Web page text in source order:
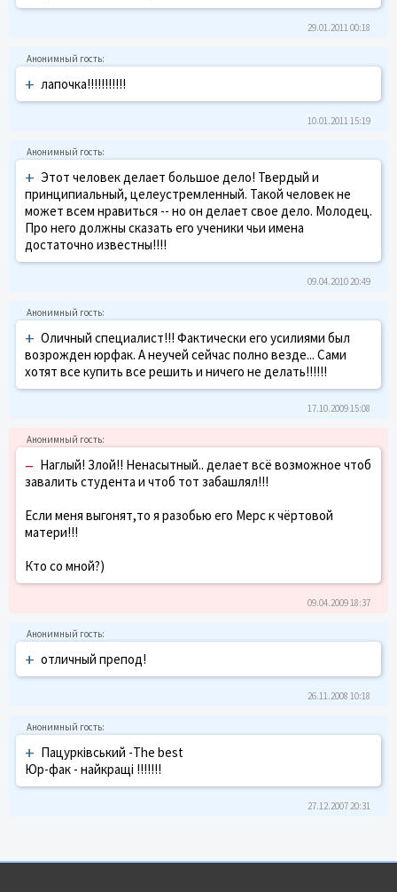
29.01.2011 00:18
+ лапочка!!!!!!!!!!!
10.01.2011 15:19
+ Этот человек делает большое дело! Твердый и
принципиальный, целеустремленный. Такой человек не
может всем нравиться -- но он делает свое дело. Молодец.
Про него должны сказать его ученики чьи имена
достаточно известны!!!!
09.04.2010 20:49
+ Оличный специалист!!! Фактически его усилиями был
возрожден юрфак. А неучей сейчас полно везде... Сами
хотят все купить все решить и ничего не делать!!!!!!
17.10.2009 15:08
– Наглый! Злой!! Ненасытный.. делает всё возможное чтоб
завалить студента и чтоб тот забашлял!!!
Если меня выгонят,то я разобью его Мерс к чёртовой
матери!!!
Кто со мной?)
09.04.2009 18:37
+ отличный препод!
26.11.2008 10:18
+ Пацурківський -The best
Юр-фак - найкращі !!!!!!!
27.12.2007 20:31